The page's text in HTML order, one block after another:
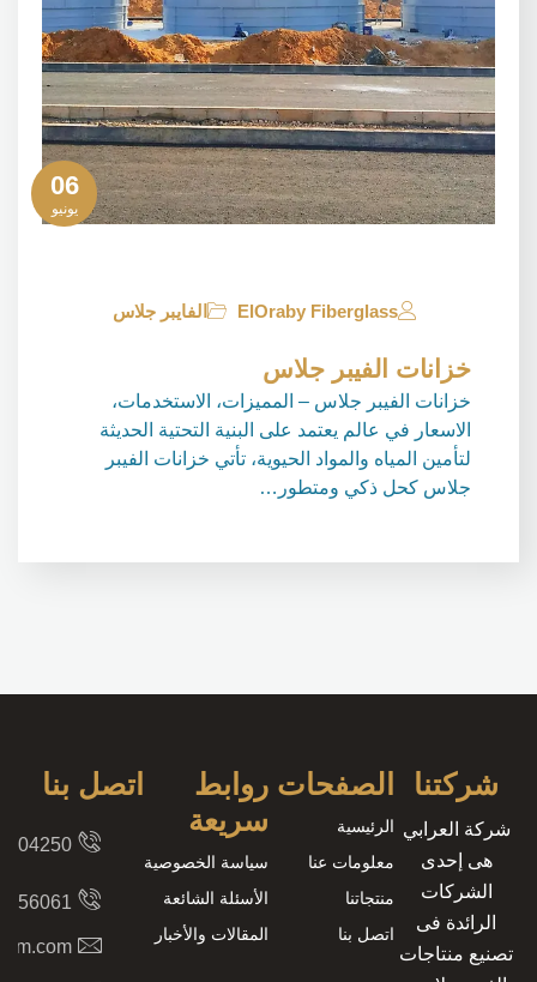
06
يونيو
ElOraby Fiberglass الفايبر جلاس
خزانات الفيبر جلاس
خزانات الفيبر جلاس – المميزات، الاستخدمات،
الاسعار في عالم يعتمد على البنية التحتية الحديثة
لتأمين المياه والمواد الحيوية، تأتي خزانات الفيبر
جلاس كحل ذكي ومتطور…
شركتنا
شركة العرابي
هى إحدى
الشركات
الرائدة فى
تصنيع منتاجات
الصفحات
الرئيسية
معلومات عنا
منتجاتنا
اتصل بنا
روابط
سريعة
سياسة الخصوصية
الأسئلة الشائعة
المقالات والأخبار
اتصل بنا